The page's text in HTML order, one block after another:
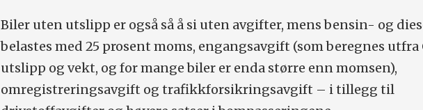
Biler uten utslipp er også så å si uten avgifter, mens bensin- og
belastes med 25 prosent moms, engangsavgift (som beregnes utfra
utslipp og vekt, og for mange biler er enda større enn momsen),
omregistreringsavgift og trafikkforsikringsavgift – i tillegg til